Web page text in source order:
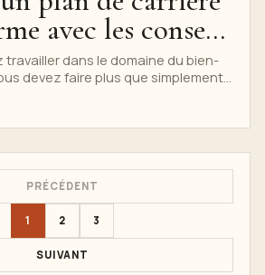
avec les conseils
Thai
travailler dans le domaine du bien-
devez faire plus que simplement
PRÉCÉDENT
1 2 3
SUIVANT